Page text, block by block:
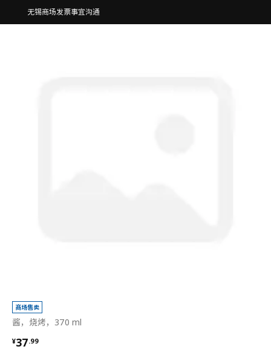
无锡商场发票事宜沟通
商场售卖
酱，烧烤，370 ml
¥37.99
¥ 37.99